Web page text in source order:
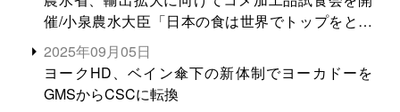
催/小泉農水大臣「日本の食は世界でトップをとれ
る。米増産に向けて、米輸出需要の拡大を」
2025年09月05日
ヨークHD、ベイン傘下の新体制でヨーカドーを
GMSからCSCに転換